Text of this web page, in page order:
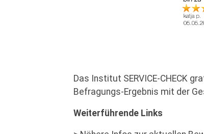
Das Institut SERVICE-CHECK
Befragungs-Ergebnis mit der
Weiterführende Links